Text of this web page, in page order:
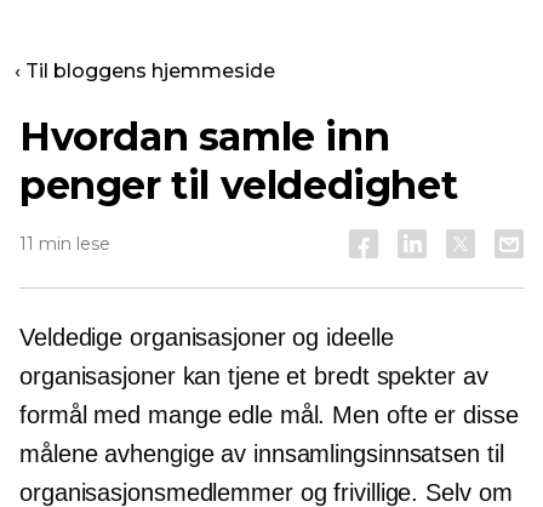
‹ Til bloggens hjemmeside
Hvordan samle inn
penger til veldedighet
11 min lese
Veldedige organisasjoner og ideelle
organisasjoner kan tjene et bredt spekter av
formål med mange edle mål. Men ofte er disse
målene avhengige av innsamlingsinnsatsen til
organisasjonsmedlemmer og frivillige. Selv om